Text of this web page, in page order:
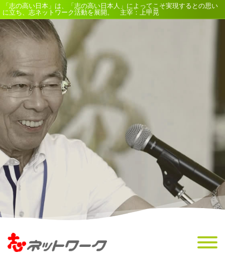
「志の高い日本」は、「志の高い日本人」によってこそ実現するとの思い
に立ち、志ネットワーク活動を展開。 主宰：上甲晃